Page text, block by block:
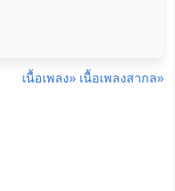
เนื้อเพลง» เนื้อเพลงสากล»